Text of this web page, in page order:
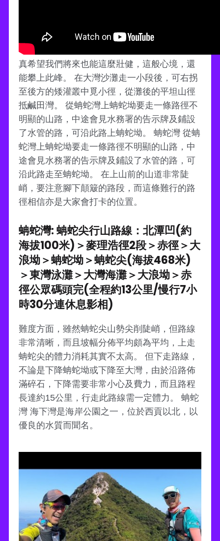
真希望我們將來也能這麼壯健，這般心境，還
能攀上此峰。 在大灣沙灘走一小段後，可右拐
至後方的矮灌叢中覓小徑，從灘後的平坦山徑
抵鹹田灣。 從蚺蛇灣上蚺蛇坳要走一條路徑不
明顯的山路，中途會見水務署的告示牌及鋪設
了水管的路，可沿此路上蚺蛇坳。 蚺蛇灣 從蚺
蛇灣上蚺蛇坳要走一條路徑不明顯的山路，中
途會見水務署的告示牌及鋪設了水管的路，可
沿此路走至蚺蛇坳。 在上山前的山道非常陡
峭，要注意腳下顛簸的路段，而這條難行的路
徑相信亦是大家會打卡的位置。
蚺蛇灣: 蚺蛇尖行山路線：北潭凹(約
海拔100米)＞麥理浩徑2段＞赤徑＞大
浪坳＞蚺蛇坳＞蚺蛇尖(海拔468米)
＞東灣泳灘＞大灣海灘＞大浪坳＞赤
徑公眾碼頭完(全程約13公里/慢行7小
時30分連休息影相)
難度方面，雖然蚺蛇尖山勢尖削陡峭，但路線
非常清晰，而且坡幅分佈平均頗為平均，上走
蚺蛇尖的體力消耗其實不太高。 但下走路線，
不論是下降蚺蛇坳或下降至大灣，由於沿路佈
滿碎石，下降需要非常小心及費力，而且路程
長達約15公里，行走此路線需一定體力。 蚺蛇
灣 海下灣是海岸公園之一，位於西貢以北，以
優良的水質而聞名。